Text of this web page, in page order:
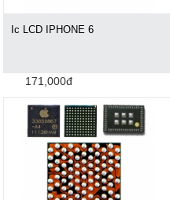
Ic LCD IPHONE 6
171,000đ